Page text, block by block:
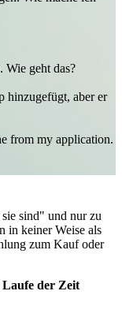
Wie geht das?
hinzugefügt, aber er
from my application.
sind" und nur zu
in keiner Weise als
zum Kauf oder
der Zeit